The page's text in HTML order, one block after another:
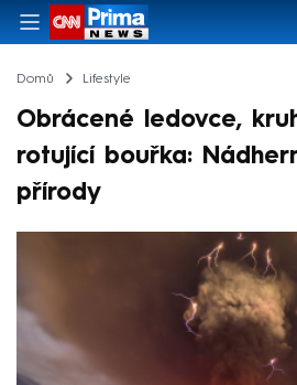
Domů Lifestyle
Obrácené ledovce,
rotující bouřka:
přírody